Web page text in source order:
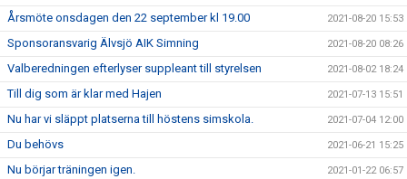
Årsmöte onsdagen den 22 september kl 19.00 2021-08-20 15:53
Sponsoransvarig Älvsjö AIK Simning 2021-08-20 08:26
Valberedningen efterlyser suppleant till styrelsen 2021-08-02 18:24
Till dig som är klar med Hajen 2021-07-13 15:51
Nu har vi släppt platserna till höstens simskola. 2021-07-04 12:00
Du behövs 2021-06-21 15:25
Nu börjar träningen igen. 2021-01-22 06:57